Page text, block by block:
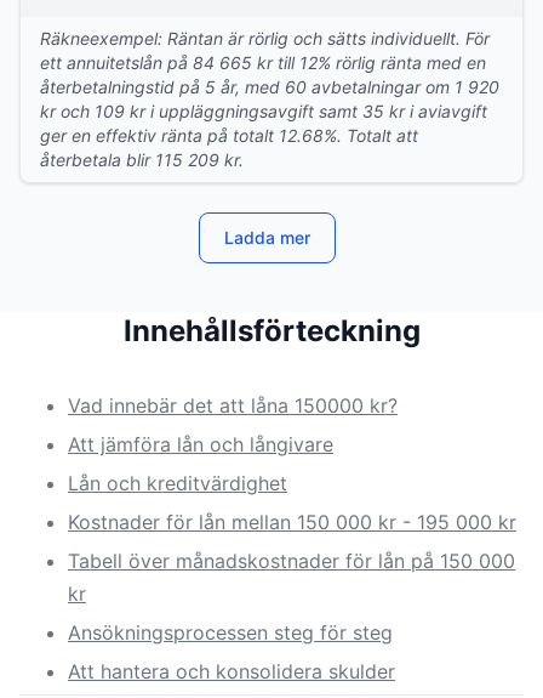
Räkneexempel: Räntan är rörlig och sätts individuellt. För
ett annuitetslån på 84 665 kr till 12% rörlig ränta med en
återbetalningstid på 5 år, med 60 avbetalningar om 1 920
kr och 109 kr i uppläggningsavgift samt 35 kr i aviavgift
ger en effektiv ränta på totalt 12.68%. Totalt att
återbetala blir 115 209 kr.
Ladda mer
Innehållsförteckning
Vad innebär det att låna 150000 kr?
Att jämföra lån och långivare
Lån och kreditvärdighet
Kostnader för lån mellan 150 000 kr - 195 000 kr
Tabell över månadskostnader för lån på 150 000
kr
Ansökningsprocessen steg för steg
Att hantera och konsolidera skulder